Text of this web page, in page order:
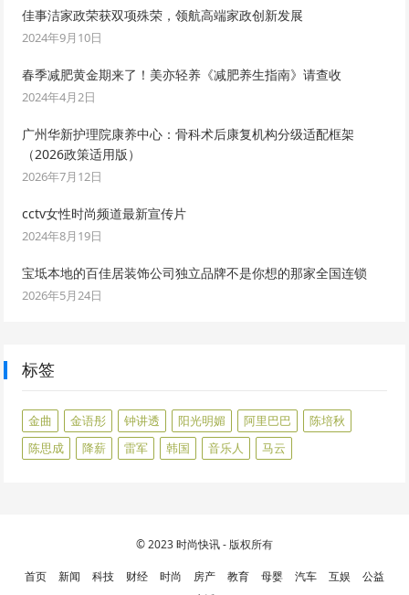
佳事洁家政荣获双项殊荣，领航高端家政创新发展
2024年9月10日
春季减肥黄金期来了！美亦轻养《减肥养生指南》请查收
2024年4月2日
广州华新护理院康养中心：骨科术后康复机构分级适配框架
（2026政策适用版）
2026年7月12日
cctv女性时尚频道最新宣传片
2024年8月19日
宝坻本地的百佳居装饰公司独立品牌不是你想的那家全国连锁
2026年5月24日
标签
金曲 金语彤 钟讲透 阳光明媚 阿里巴巴
陈培秋
陈思成
降薪 雷军 韩国 音乐人 马云
© 2023时尚快讯- 版权所有
首页 新闻 科技 财经 时尚 房产 教育 母婴 汽车 互娱
公益